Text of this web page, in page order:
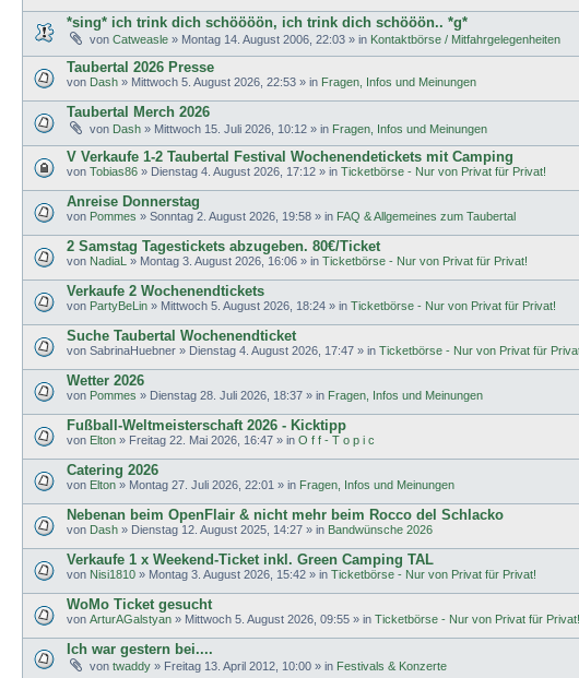
*sing* ich trink dich schöööön, ich trink dich schööön.. *g*
von Catweasle » Montag 14. August 2006, 22:03 » in Kontaktbörse / Mitfahrgelegenheiten
Taubertal 2026 Presse
von Dash » Mittwoch 5. August 2026, 22:53 » in Fragen, Infos und Meinungen
Taubertal Merch 2026
von Dash » Mittwoch 15. Juli 2026, 10:12 » in Fragen, Infos und Meinungen
V Verkaufe 1-2 Taubertal Festival Wochenendetickets mit Camping
von Tobias86 » Dienstag 4. August 2026, 17:12 » in Ticketbörse - Nur von Privat für Privat!
Anreise Donnerstag
von Pommes » Sonntag 2. August 2026, 19:58 » in FAQ & Allgemeines zum Taubertal
2 Samstag Tagestickets abzugeben. 80€/Ticket
von NadiaL » Montag 3. August 2026, 16:06 » in Ticketbörse - Nur von Privat für Privat!
Verkaufe 2 Wochenendtickets
von PartyBeLin » Mittwoch 5. August 2026, 18:24 » in Ticketbörse - Nur von Privat für Privat!
Suche Taubertal Wochenendticket
von SabrinaHuebner » Dienstag 4. August 2026, 17:47 » in Ticketbörse - Nur von Privat für
Wetter 2026
von Pommes » Dienstag 28. Juli 2026, 18:37 » in Fragen, Infos und Meinungen
Fußball-Weltmeisterschaft 2026 - Kicktipp
von Elton » Freitag 22. Mai 2026, 16:47 » in O f f - T o p i c
Catering 2026
von Elton » Montag 27. Juli 2026, 22:01 » in Fragen, Infos und Meinungen
Nebenan beim OpenFlair & nicht mehr beim Rocco del Schlacko
von Dash » Dienstag 12. August 2025, 14:27 » in Bandwünsche 2026
Verkaufe 1 x Weekend-Ticket inkl. Green Camping TAL
von Nisi1810 » Montag 3. August 2026, 15:42 » in Ticketbörse - Nur von Privat für Privat!
WoMo Ticket gesucht
von ArturAGalstyan » Mittwoch 5. August 2026, 09:55 » in Ticketbörse - Nur von Privat für Privat!
Ich war gestern bei....
von twaddy » Freitag 13. April 2012, 10:00 » in Festivals & Konzerte